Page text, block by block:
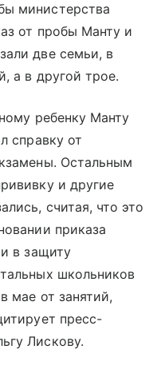
министерства
от пробы Манту и
две семьи, в
а в другой трое.
ребенку Манту
справку от
Остальным
и другие
считая, что это
приказа
и в защиту
школьников
мае от занятий,
пресс-
Лискову.